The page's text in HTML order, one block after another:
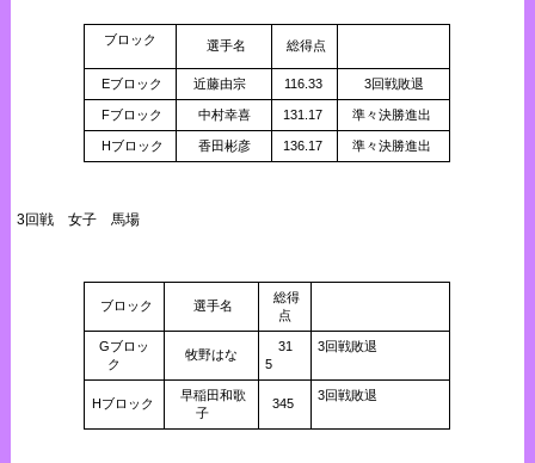
ブロック 選手名 総得点
Eブロック 近藤由宗 116.33 3回戦敗退
Fブロック 中村幸喜 131.17 準々決勝進出
Hブロック 香田彬彦 136.17 準々決勝進出
3回戦 女子 馬場
ブロック 選手名
総得
点
Gブロッ
ク
牧野はな
31
5
3回戦敗退
Hブロック
早稲田和歌
子
345
3回戦敗退